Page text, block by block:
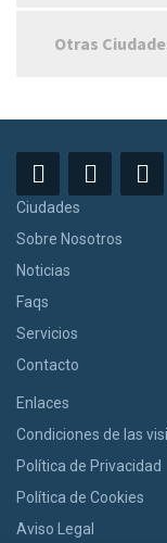
Otras
Ciudades
Sobre Nosotros
Noticias
Faqs
Servicios
Contacto
Enlaces
Condiciones de las
Política de Privacidad
Política de Cookies
Aviso Legal